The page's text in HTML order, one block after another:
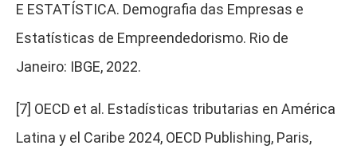
E ESTATÍSTICA. Demografia das Empresas e
Estatísticas de Empreendedorismo. Rio de
Janeiro: IBGE, 2022.
[7] OECD et al. Estadísticas tributarias en América
Latina y el Caribe 2024, OECD Publishing, Paris,